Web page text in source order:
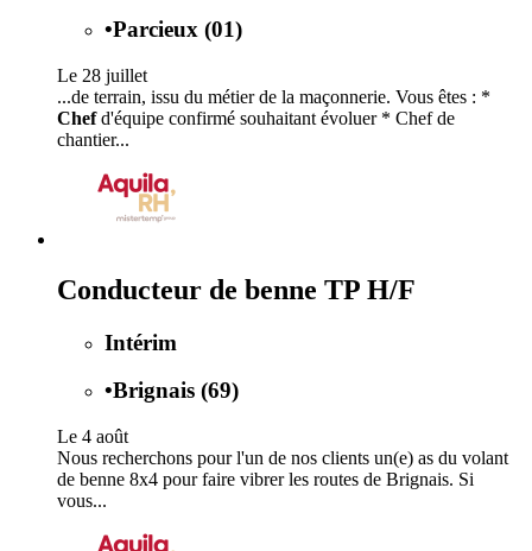
•Parcieux (01)
Le 28 juillet
...de terrain, issu du métier de la maçonnerie. Vous êtes : *
Chefd'équipe confirmé souhaitant évoluer * Chef de
chantier...
Conducteur de benne TP H/F
Intérim
•Brignais (69)
Le 4 août
Nous recherchons pour l'un de nos clients un(e) as du volant
de benne 8x4 pour faire vibrer les routes de Brignais. Si
vous...